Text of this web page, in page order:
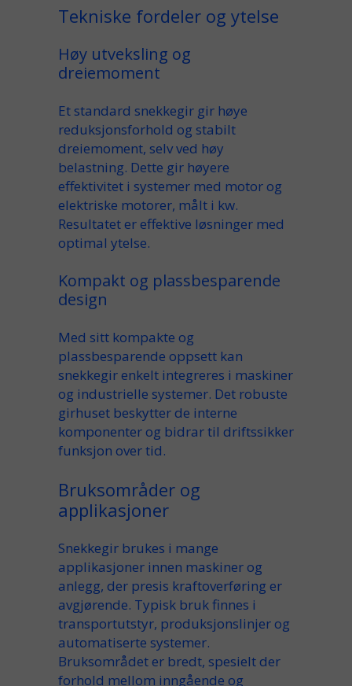
Tekniske fordeler og ytelse
Høy utveksling og
dreiemoment
Et standard snekkegir gir høye
reduksjonsforhold og stabilt
dreiemoment, selv ved høy
belastning. Dette gir høyere
effektivitet i systemer med motorog
elektriske motorer, målt i kw.
Resultatet ereffektive løsninger med
optimal ytelse.
Kompakt og plassbesparende
design
Med sitt kompakte og
plassbesparende oppsett kan
snekkegir enkelt integreres i maskiner
og industrielle systemer. Det robuste
girhuset beskytter de interne
komponenterog bidrar til driftssikker
funksjon over tid.
Bruksområder og
applikasjoner
Snekkegir brukes i mange
applikasjoner innen maskiner og
anlegg, der presis kraftoverføring er
avgjørende. Typisk brukfinnes i
transportutstyr, produksjonslinjer og
automatiserte systemer.
Bruksområdeter bredt, spesielt der
forhold mellom inngående og